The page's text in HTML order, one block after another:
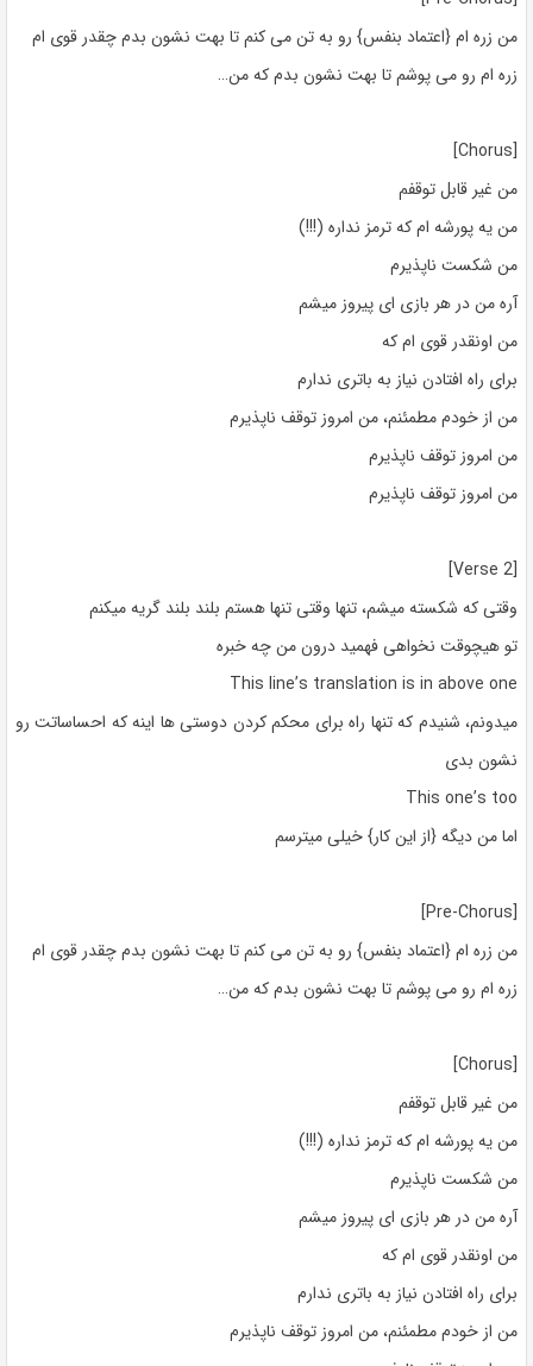
من زره ام {اعتماد بنفس} رو به تن می کنم تا بهت نشون بدم چقدر قوی ام
زره ام رو می پوشم تا بهت نشون بدم که من…
[Chorus]
من غیر قابل توقفم
من یه پورشه ام که ترمز نداره (!!!)
من شکست ناپذیرم
آره من در هر بازی ای پیروز میشم
من اونقدر قوی ام که
برای راه افتادن نیاز به باتری ندارم
من از خودم مطمئنم، من امروز توقف ناپذیرم
من امروز توقف ناپذیرم
من امروز توقف ناپذیرم
[Verse 2]
وقتی که شکسته میشم، تنها وقتی تنها هستم بلند بلند گریه میکنم
تو هیچوقت نخواهی فهمید درون من چه خبره
This line’s translation is in above one
میدونم، شنیدم که تنها راه برای محکم کردن دوستی ها اینه که احساساتت رو
نشون بدی
This one’s too
اما من دیگه {از این کار} خیلی میترسم
[Pre-Chorus]
من زره ام {اعتماد بنفس} رو به تن می کنم تا بهت نشون بدم چقدر قوی ام
زره ام رو می پوشم تا بهت نشون بدم که من…
[Chorus]
من غیر قابل توقفم
من یه پورشه ام که ترمز نداره (!!!)
من شکست ناپذیرم
آره من در هر بازی ای پیروز میشم
من اونقدر قوی ام که
برای راه افتادن نیاز به باتری ندارم
من از خودم مطمئنم، من امروز توقف ناپذیرم